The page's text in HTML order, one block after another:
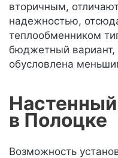
вторичным,
надежностью,
теплообменником
бюджетный вариант,
обусловлена
Настенный
в Полоцке
Возможность